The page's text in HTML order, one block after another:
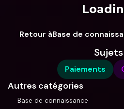
Retour àBase de
Sujets
Paiements
Autres catégories
Base de connaissance